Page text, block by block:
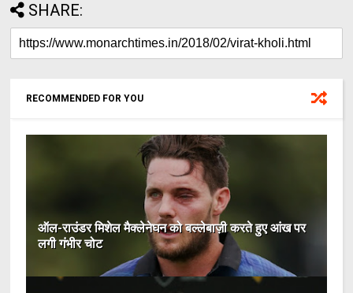
SHARE:
RECOMMENDED FOR YOU
ऑल-राउंडर मिशेल मैक्लेनेघन को बल्लेबाज़ी करते हुए आंख पर
लगी गंभीर चोट